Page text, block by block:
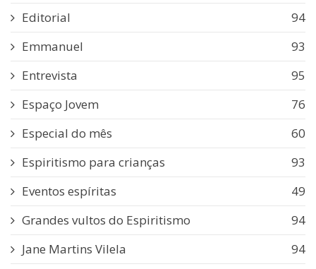
Editorial
94
Emmanuel
93
Entrevista
95
Espaço Jovem
76
Especial do mês
60
Espiritismo para crianças
93
Eventos espíritas
49
Grandes vultos do Espiritismo
94
Jane Martins Vilela
94